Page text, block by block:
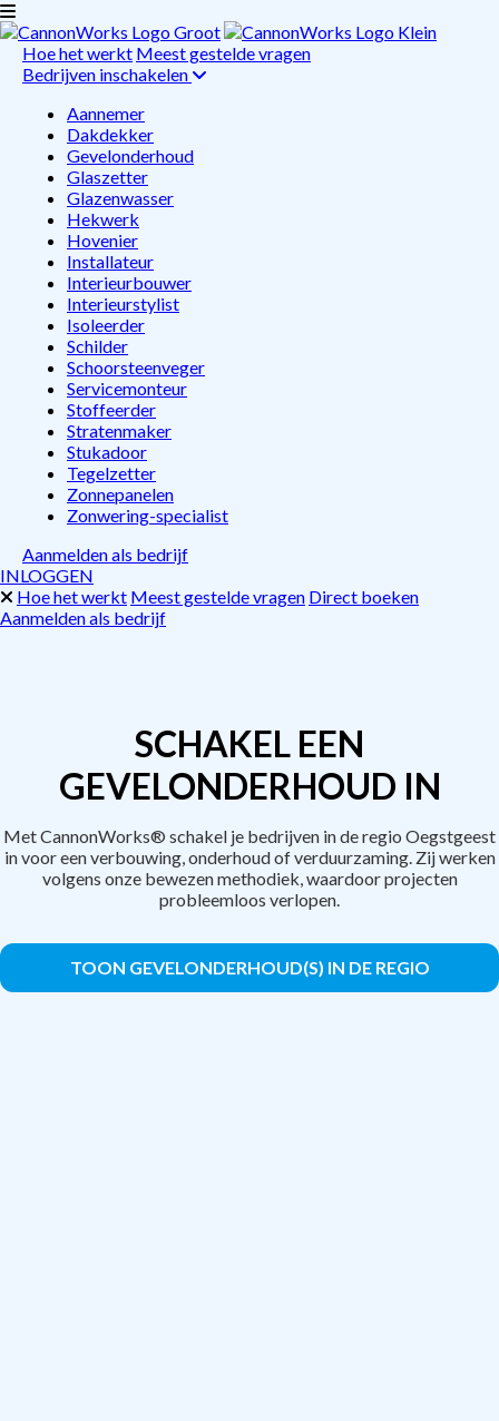
Hoe het werkt Meest gestelde vragen
Bedrijven inschakelen
Aannemer
Dakdekker
Gevelonderhoud
Glaszetter
Glazenwasser
Hekwerk
Hovenier
Installateur
Interieurbouwer
Interieurstylist
Isoleerder
Schilder
Schoorsteenveger
Servicemonteur
Stoffeerder
Stratenmaker
Stukadoor
Tegelzetter
Zonnepanelen
Zonwering-specialist
Aanmelden als bedrijf
INLOGGEN
Hoe het werkt Meest gestelde vragen Direct boeken
Aanmelden als bedrijf
SCHAKEL EEN
GEVELONDERHOUD IN
Met CannonWorks® schakel je bedrijven in de regio Oegstgeest
in voor een verbouwing, onderhoud of verduurzaming. Zij werken
volgens onze bewezen methodiek, waardoor projecten
probleemloos verlopen.
TOON GEVELONDERHOUD(S) IN DE REGIO